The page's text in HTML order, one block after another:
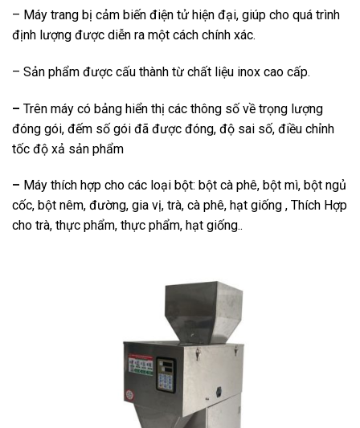
– Máy trang bị cảm biến điện tử hiện đại, giúp cho quá trình
định lượng được diễn ra một cách chính xác.
– Sản phẩm được cấu thành từ chất liệu inox cao cấp.
– Trên máy có bảng hiển thị các thông số về trọng lượng
đóng gói, đếm số gói đã được đóng, độ sai số, điều chỉnh
tốc độ xả sản phẩm
– Máy thích hợp cho các loại bột: bột cà phê, bột mì, bột ngủ
cốc, bột nêm, đường, gia vị, trà, cà phê, hạt giống , Thích Hợp
cho trà, thực phẩm, thực phẩm, hạt giống..